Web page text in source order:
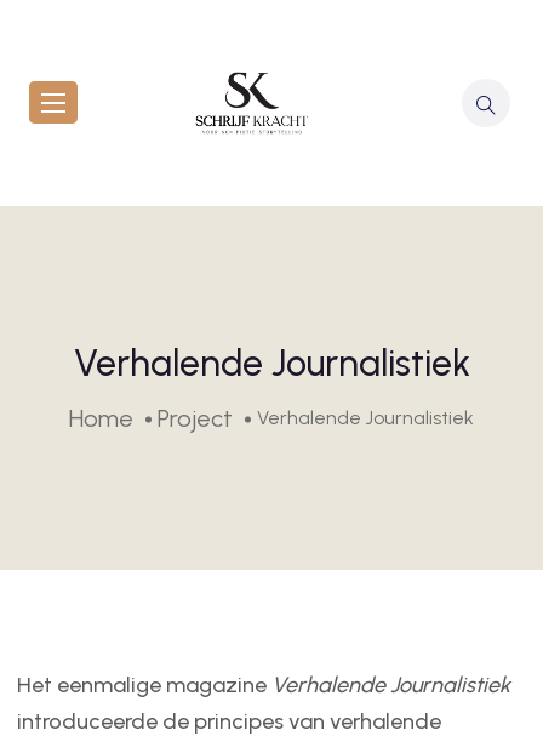
Verhalende Journalistiek
Home Project Verhalende Journalistiek
Het eenmalige magazine Verhalende Journalistiek
introduceerde de principes van verhalende